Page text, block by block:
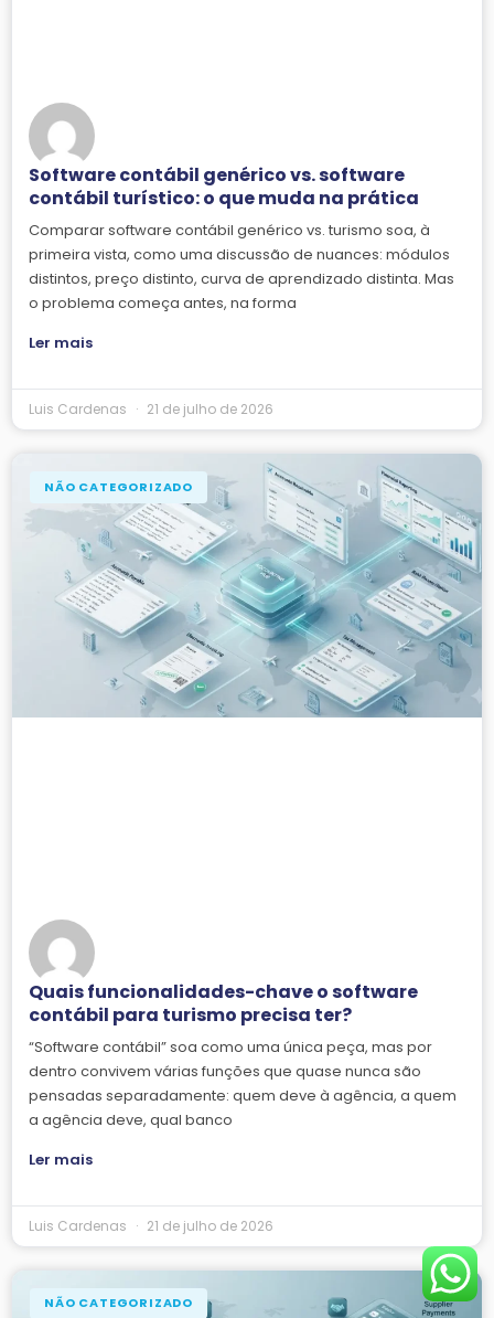
Software contábil genérico vs. software
contábil turístico: o que muda na prática
Comparar software contábil genérico vs. turismo soa, à
primeira vista, como uma discussão de nuances: módulos
distintos, preço distinto, curva de aprendizado distinta. Mas
o problema começa antes, na forma
Ler mais
Luis Cardenas 21 de julho de 2026
NÃO CATEGORIZADO
Quais funcionalidades-chave o software
contábil para turismo precisa ter?
“Software contábil” soa como uma única peça, mas por
dentro convivem várias funções que quase nunca são
pensadas separadamente: quem deve à agência, a quem
a agência deve, qual banco
Ler mais
Luis Cardenas 21 de julho de 2026
NÃO CATEGORIZADO